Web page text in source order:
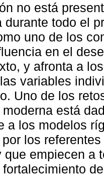
no está
durante todo el
uno de los
en el
y afronta a
variables
Uno de los
está
a los modelos
los
que empiecen a